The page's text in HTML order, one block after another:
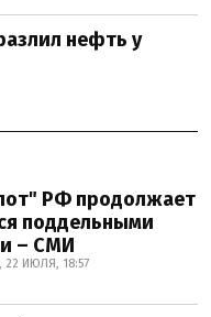
нефть у
РФ продолжает
поддельными
– СМИ
22 ИЮЛЯ, 18:57